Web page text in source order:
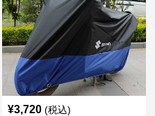
¥3,720 (税込)